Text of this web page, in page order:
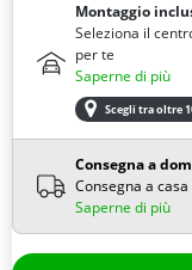
Montaggio
Seleziona il
per te
Saperne di più
Scegli tra oltre
Consegna a
Consegna a
Saperne di più